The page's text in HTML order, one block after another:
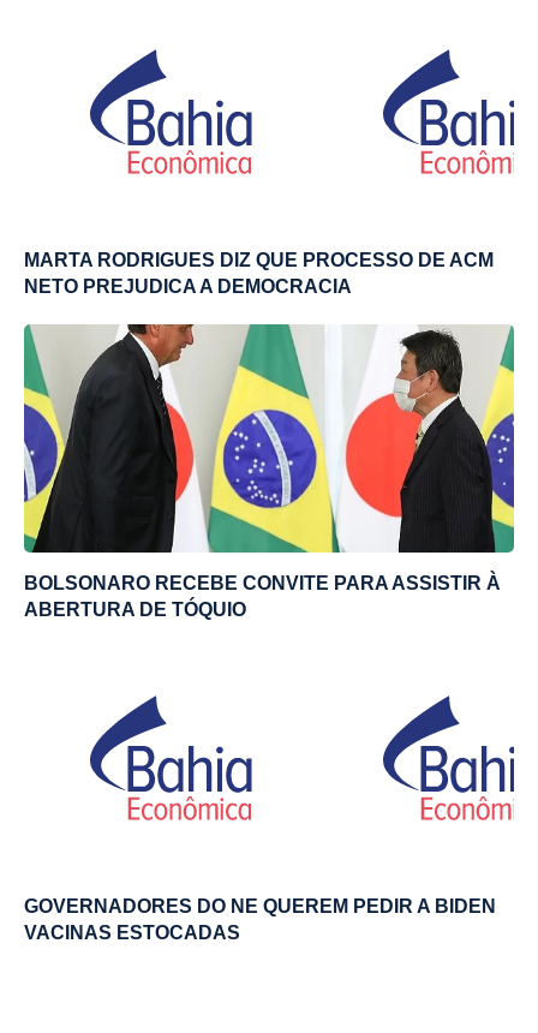
MARTA RODRIGUES DIZ QUE PROCESSO DE ACM
NETO PREJUDICA A DEMOCRACIA
BOLSONARO RECEBE CONVITE PARA ASSISTIR À
ABERTURA DE TÓQUIO
GOVERNADORES DO NE QUEREM PEDIR A BIDEN
VACINAS ESTOCADAS